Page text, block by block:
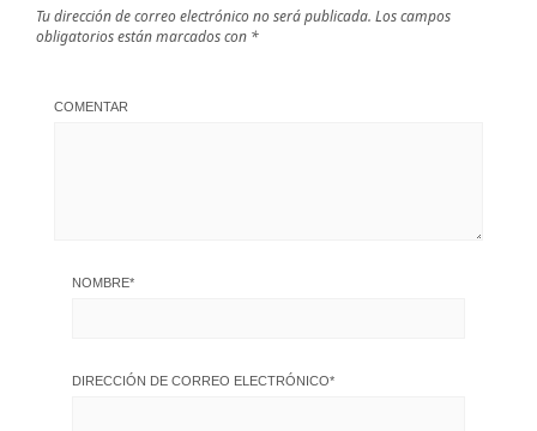
Tu dirección de correo electrónico no será publicada. Los campos
obligatorios están marcados con *
COMENTAR
NOMBRE*
DIRECCIÓN DE CORREO ELECTRÓNICO*